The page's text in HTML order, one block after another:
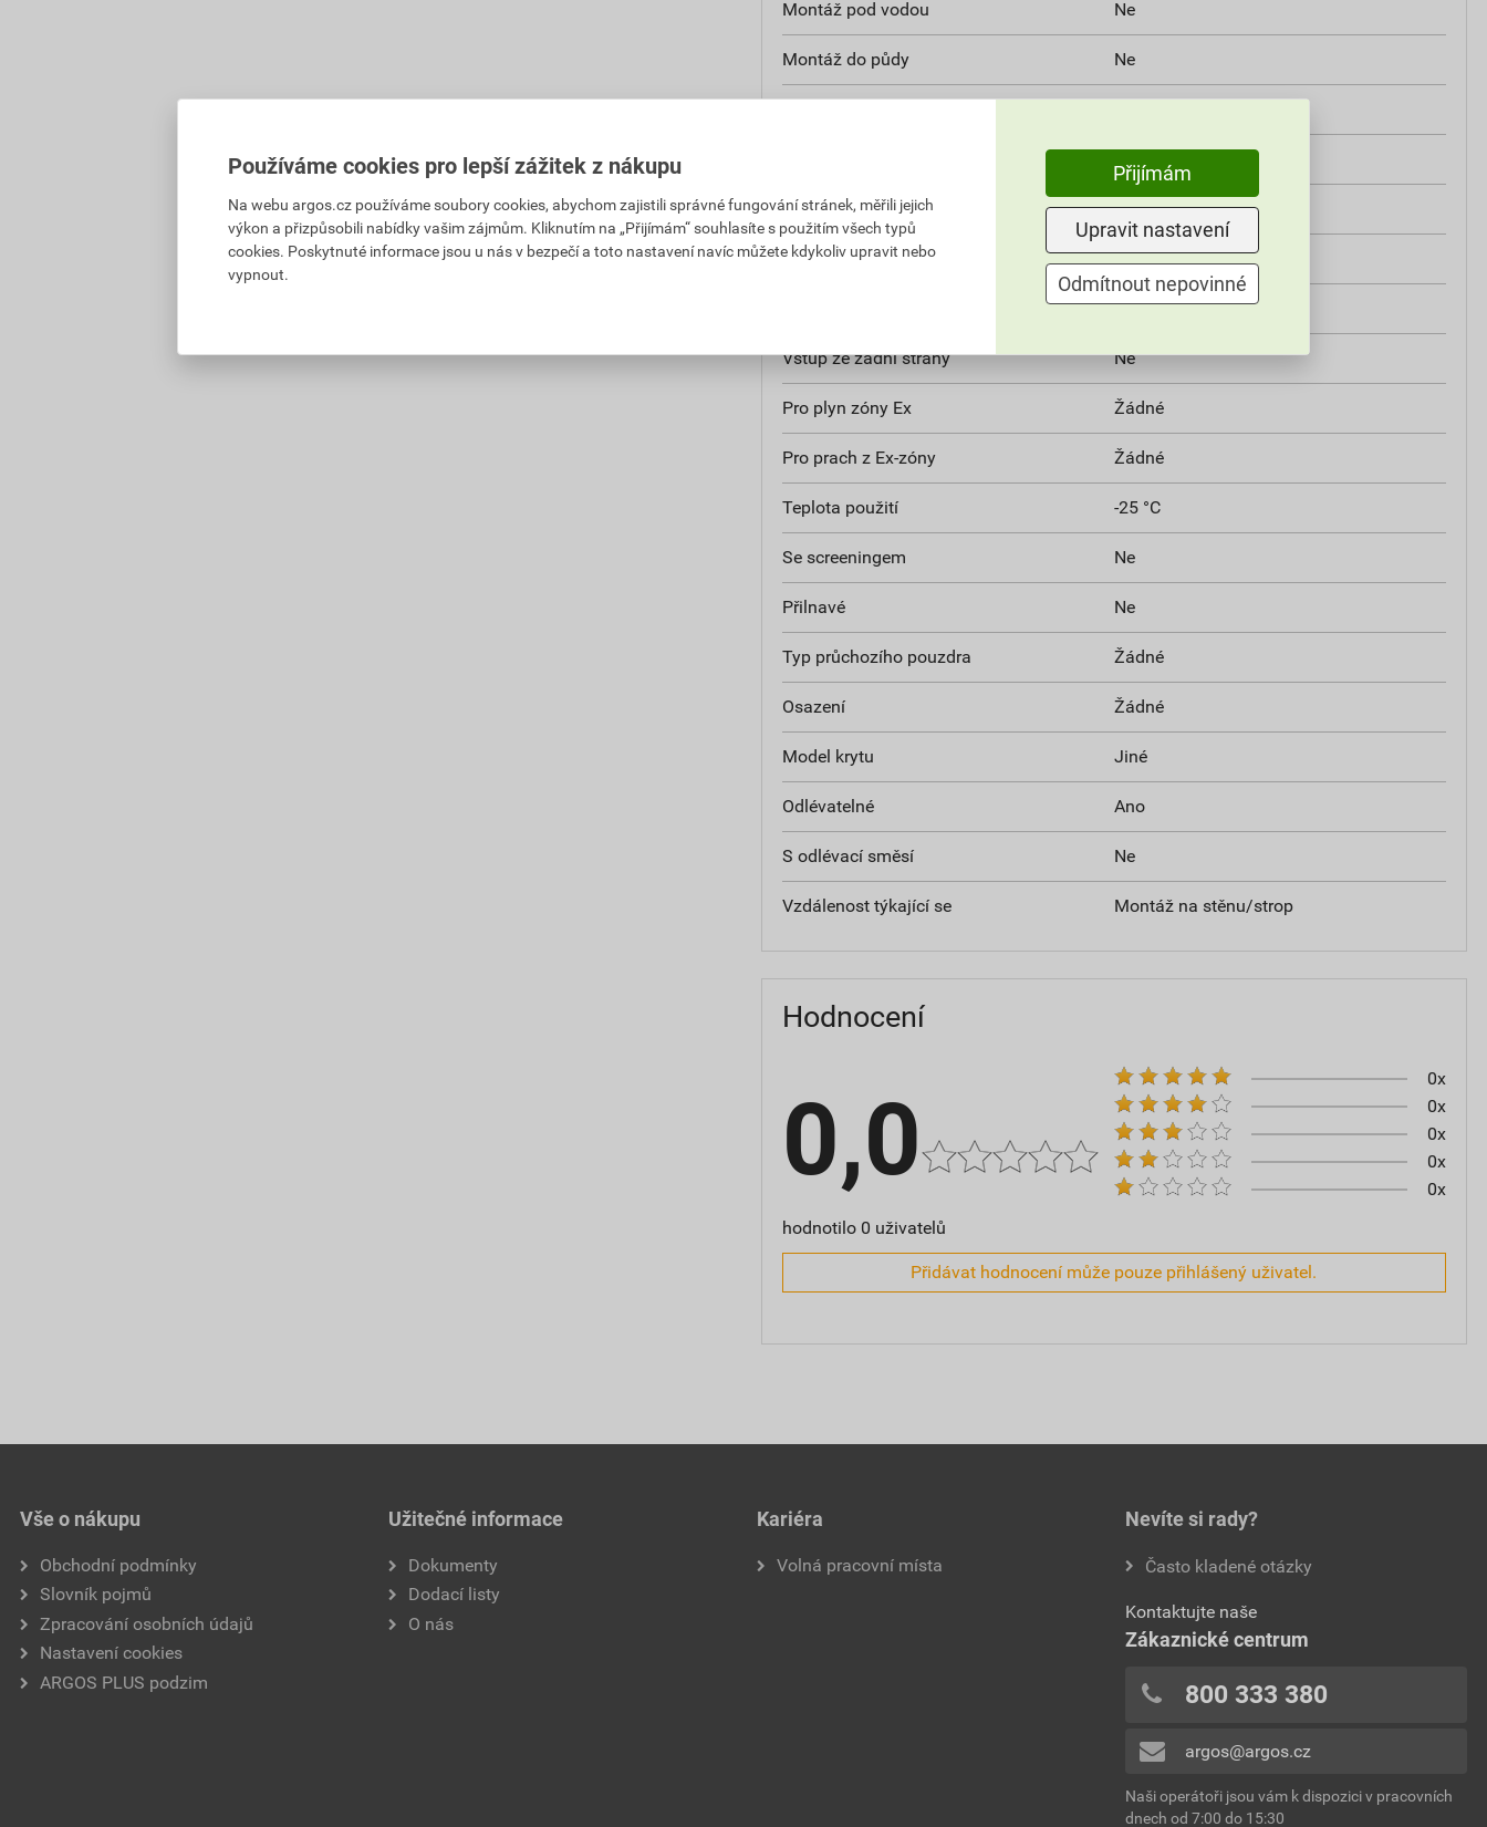
Montáž pod vodou Ne
Montáž do půdy Ne
Upevnění krytu Šroubované
Plombovatelné Ano
Odolnost proti povětrnostním vlivům Ano
Vstup ze zadní strany Ne
Pro plyn zóny Ex Žádné
Pro prach z Ex-zóny Žádné
Teplota použití -25 °C
Se screeningem Ne
Přilnavé Ne
Typ průchozího pouzdra Žádné
Osazení Žádné
Model krytu Jiné
Odlévatelné Ano
S odlévací směsí Ne
Vzdálenost týkající se Montáž na stěnu/strop
Hodnocení
0,0
hodnotilo 0 uživatelů
0x
0x
0x
0x
0x
Přidávat hodnocení může pouze přihlášený uživatel.
Vše o nákupu
Obchodní podmínky
Slovník pojmů
Zpracování osobních údajů
Nastavení cookies
ARGOS PLUS podzim
Užitečné informace
Dokumenty
Dodací listy
O nás
Kariéra
Volná pracovní místa
Nevíte si rady?
Často kladené otázky
Kontaktujte naše
Zákaznické centrum
800 333 380
argos@argos.cz
Naši operátoři jsou vám k dispozici v pracovních
dnech od 7:00 do 15:30
Používáme cookies pro lepší zážitek z nákupu
Na webu argos.cz používáme soubory cookies, abychom zajistili správné fungování stránek, měřili jejich
výkon a přizpůsobili nabídky vašim zájmům. Kliknutím na „Přijímám“ souhlasíte s použitím všech typů
cookies. Poskytnuté informace jsou u nás v bezpečí a toto nastavení navíc můžete kdykoliv upravit nebo
vypnout.
Přijímám
Upravit nastavení
Odmítnout nepovinné